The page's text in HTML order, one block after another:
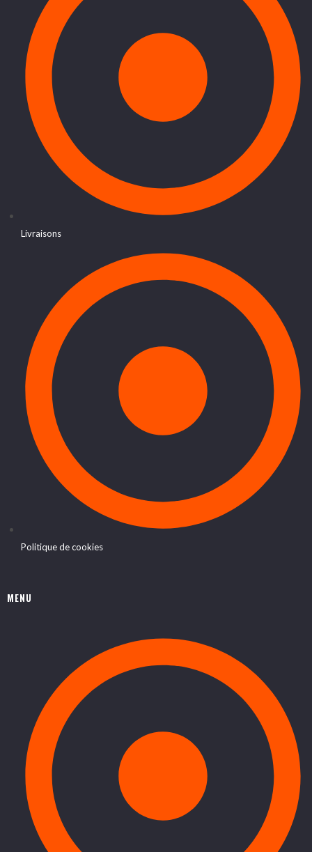
Livraisons
Politique de cookies
MENU